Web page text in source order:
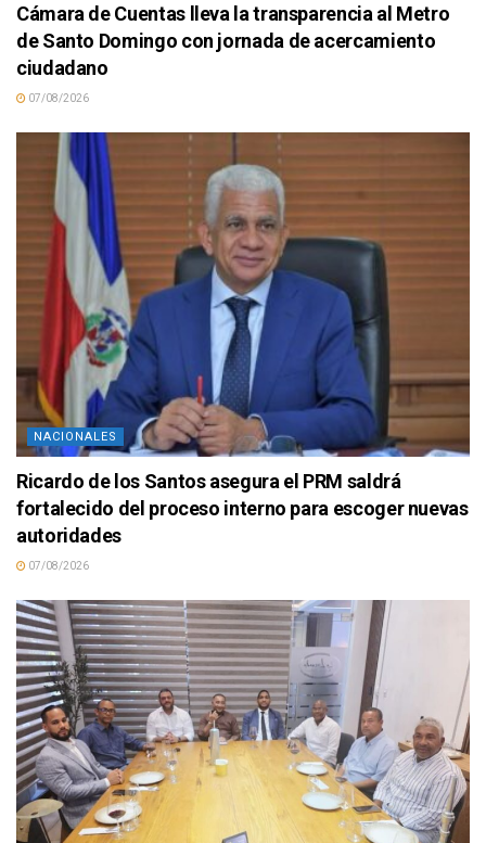
Cámara de Cuentas lleva la transparencia al Metro
de Santo Domingo con jornada de acercamiento
ciudadano
07/08/2026
NACIONALES
Ricardo de los Santos asegura el PRM saldrá
fortalecido del proceso interno para escoger nuevas
autoridades
07/08/2026